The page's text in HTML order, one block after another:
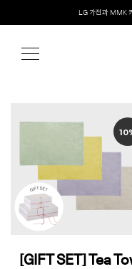
LG 가전과 MMK
[GIFT SET] Tea